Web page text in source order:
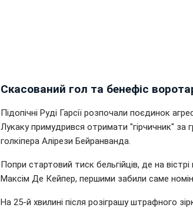
Скасований гол та бенефіс
Підопічні Руді Гарсії розпочали поєдинок
Лукаку примудрився отримати "гірчичник" за
голкіпера Алірези Бейранванда.
Попри стартовий тиск бельгійців, де на
Максім Де Кейпер, першими забили саме
На 25-й хвилині після розіграшу штрафного